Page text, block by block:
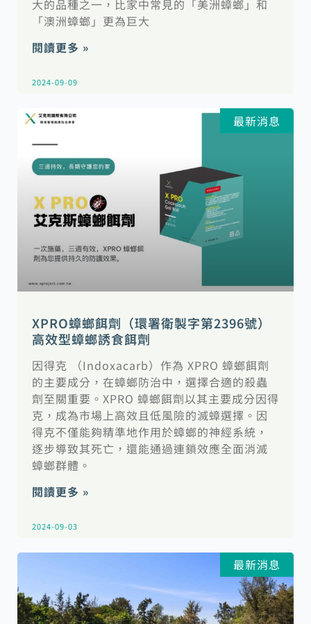
大的品種之一，比家中常見的「美洲蟑螂」和
「澳洲蟑螂」更為巨大
閱讀更多 »
2024-09-09
最新消息
XPRO蟑螂餌劑（環署衛製字第2396號）
高效型蟑螂誘食餌劑
因得克 （Indoxacarb）作為 XPRO 蟑螂餌劑
的主要成分，在蟑螂防治中，選擇合適的殺蟲
劑至關重要。XPRO 蟑螂餌劑以其主要成分因得
克，成為市場上高效且低風險的滅蟑選擇。因
得克不僅能夠精準地作用於蟑螂的神經系統，
逐步導致其死亡，還能通過連鎖效應全面消滅
蟑螂群體。
閱讀更多 »
2024-09-03
最新消息